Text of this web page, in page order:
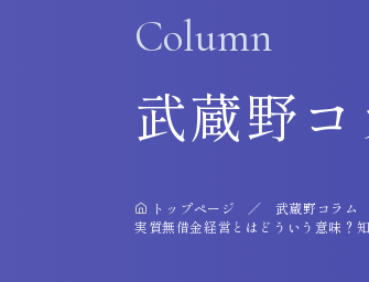
Column
武蔵野コ
トップページ
武蔵野コラム
実質無借金経営とはどういう意味？